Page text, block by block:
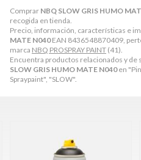
Comprar NBQ SLOW GRIS HUMO
recogida en tienda.
Precio, información, características e
MATE N040EAN 8436548870409,
marca NBQ PROSPRAY PAINT (41).
Encuentra productos relacionados y de
SLOW GRIS HUMO MATE N040en
Spraypaint", "SLOW".